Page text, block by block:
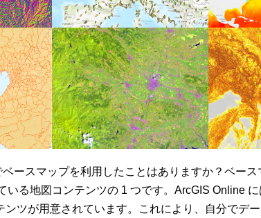
ベースマップを利用したことはありますか？ベース
いる地図コンテンツの 1 つです。ArcGIS Online
ンツが用意されています。これにより、自分でデ